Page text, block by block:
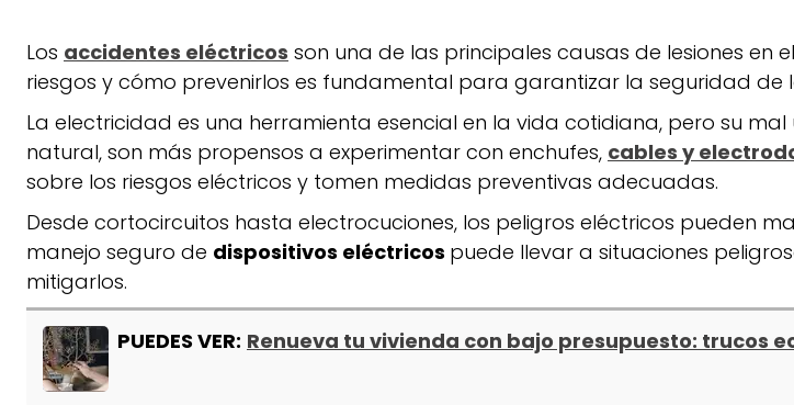
Los accidentes eléctricos son una de las principales causas de lesiones en
riesgos y cómo prevenirlos es fundamental para garantizar la seguridad de
La electricidad es una herramienta esencial en la vida cotidiana, pero su
natural, son más propensos a experimentar con enchufes, cables y
sobre los riesgos eléctricos y tomen medidas preventivas adecuadas.
Desde cortocircuitos hasta electrocuciones, los peligros eléctricos pueden
manejo seguro de dispositivos eléctricos puede llevar a situaciones
mitigarlos.
PUEDES VER: Renueva tu vivienda con bajo presupuesto: trucos